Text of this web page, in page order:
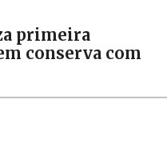
primeira
conserva com